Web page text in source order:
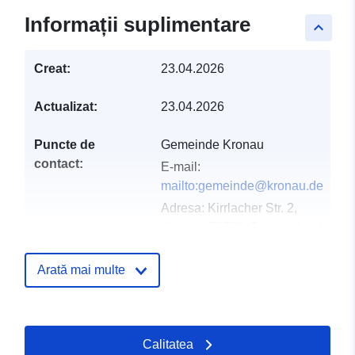
keyboard_arrow_up
Informații suplimentare
Creat: 23.04.2026
Actualizat: 23.04.2026
Puncte de
contact:
Gemeinde Kronau
E-mail:
mailto:gemeinde@kronau.de
Adresa: Kirrlacher Str. 2,
Informații actualizate la data
02 August 2026
Arată mai multe
Calitatea